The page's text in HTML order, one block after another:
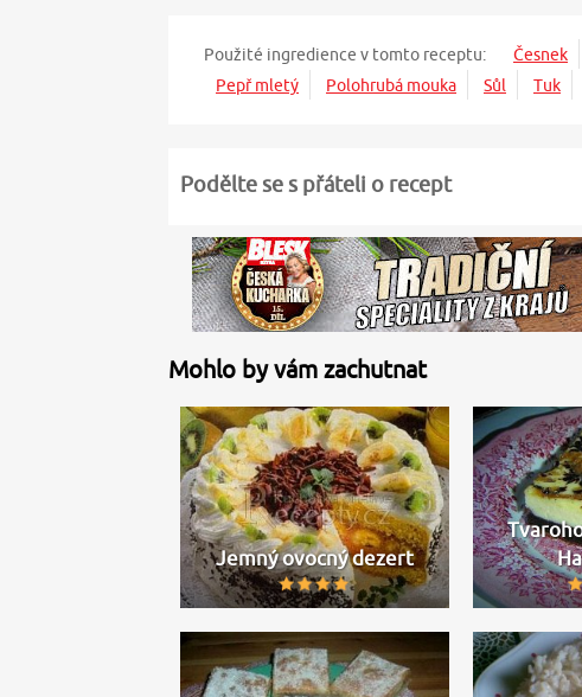
Použité ingredience v tomto receptu: Česnek
Pepř mletý
Polohrubá mouka Sůl Tuk
Podělte se s přáteli o recept
Mohlo by vám zachutnat
Jemný ovocný dezert